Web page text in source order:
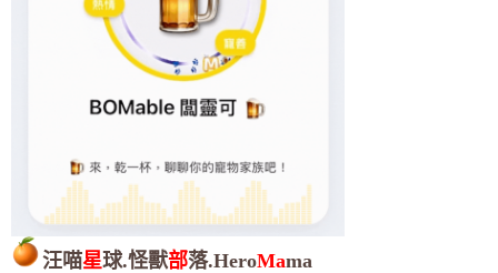
汪喵星球.怪獸部落.HeroMama